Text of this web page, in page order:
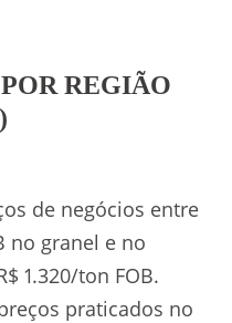
REGIÃO
de negócios entre
no granel e no
1.320/ton FOB.
praticados no